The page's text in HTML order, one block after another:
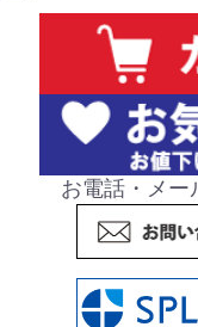
お電話・メ